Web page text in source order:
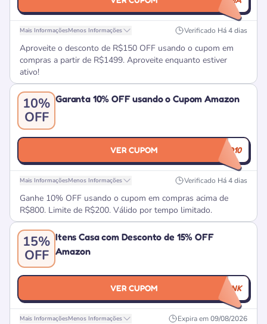
Mais InformaçõesMenos Informações Verificado Há 4 dias
Aproveite o desconto de R$150 OFF usando o cupom em
compras a partir de R$1499. Aproveite enquanto estiver
ativo!
10%
OFF
Garanta 10% OFF usando o Cupom Amazon
VER CUPOM CUPOMZAO10
Mais InformaçõesMenos Informações Verificado Há 4 dias
Ganhe 10% OFF usando o cupom em compras acima de
R$800. Limite de R$200. Válido por tempo limitado.
15%
OFF
Itens Casa com Desconto de 15% OFF
Amazon
VER CUPOM CUPOMNOLINK
Mais InformaçõesMenos Informações Expira em09/08/2026